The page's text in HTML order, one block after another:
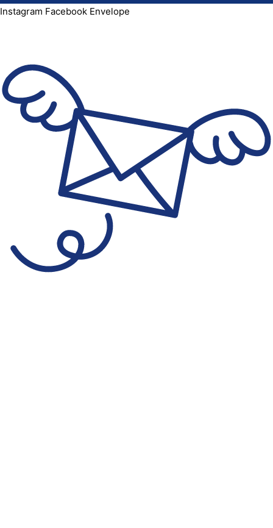
Instagram Facebook Envelope